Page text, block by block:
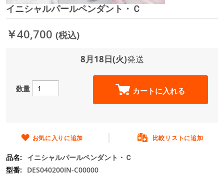
イ
メ
ー
ジ
す
る
イニシャルパールペンダント・Ｃ
￥40,700 (税込)
8月18日(火)発送
数量 カートに入れる
お気に入りに追加 比較リストに追加
イニシャルパールペンダント・Ｃ
DES040200IN-C00000